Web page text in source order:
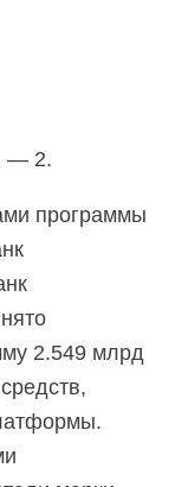
— 2.
программы
2.549 млрд